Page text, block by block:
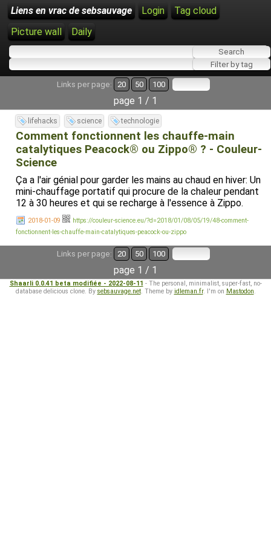
Liens en vrac de sebsauvage Login
Tag cloud
Picture wall
Daily
Links per page: 20 50 100
page 1 / 1
lifehacks science technologie
Comment fonctionnent les chauffe-main
catalytiques Peacock® ou Zippo® ? - Couleur-
Science
Ça a l'air génial pour garder les mains au chaud en hiver: Un
mini-chauffage portatif qui procure de la chaleur pendant
12 à 30 heures et qui se recharge à l'essence à Zippo.
2018-01-09
https://couleur-science.eu/?d=2018/01/08/05/19/48-comment-
fonctionnent-les-chauffe-main-catalytiques-peacock-ou-zippo
Links per page: 20 50 100
page 1 / 1
Shaarli 0.0.41 beta modifiée - 2022-08-11 - The personal, minimalist, super-fast, no-
database delicious clone. By sebsauvage.net. Theme by idleman.fr. I'm on Mastodon.